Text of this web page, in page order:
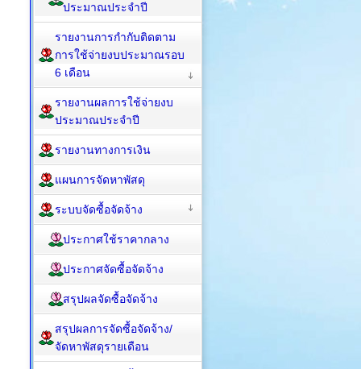
ประมาณประจำปี
รายงานการกำกับติดตาม
การใช้จ่ายงบประมาณรอบ
6 เดือน
รายงานผลการใช้จ่ายงบ
ประมาณประจำปี
รายงานทางการเงิน
แผนการจัดหาพัสดุ
ระบบจัดซื้อจัดจ้าง
ประกาศใช้ราคากลาง
ประกาศจัดซื้อจัดจ้าง
สรุปผลจัดซื้อจัดจ้าง
สรุปผลการจัดซื้อจัดจ้าง/
จัดหาพัสดุรายเดือน